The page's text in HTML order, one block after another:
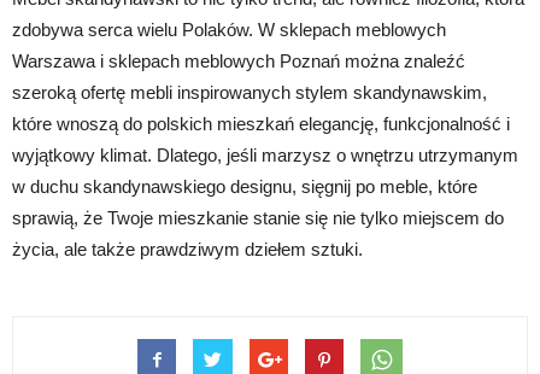
zdobywa serca wielu Polaków. W sklepach meblowych
Warszawa i sklepach meblowych Poznań można znaleźć
szeroką ofertę mebli inspirowanych stylem skandynawskim,
które wnoszą do polskich mieszkań elegancję, funkcjonalność i
wyjątkowy klimat. Dlatego, jeśli marzysz o wnętrzu utrzymanym
w duchu skandynawskiego designu, sięgnij po meble, które
sprawią, że Twoje mieszkanie stanie się nie tylko miejscem do
życia, ale także prawdziwym dziełem sztuki.